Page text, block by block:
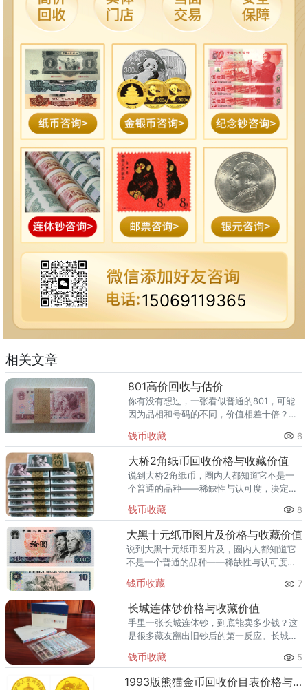
15069119365
相关文章
801高价回收与估价
你有没有想过，一张看似普通的801，可能
因为品相和号码的不同，价值相差十倍？
近我们刚成功回收一批801，成交价格 12
元。根据2026年最
钱币收藏 6
大桥2角纸币回收价格与收藏价值
说到大桥2角纸币，圈内人都知道它不是一
个普通的品种——稀缺性与认可度，决定了
以实物品相为准）上月有位客户一次性回收
一刀大桥2角纸币，成交流水约
钱币收藏 8
大黑十元纸币图片及价格与收藏价值
说到大黑十元纸币图片及，圈内人都知道它
不是一个普通的品种——稀缺性与认可度，
片仅供参考，以实物品相为准）最近我们刚
成功回收一批大黑十元纸币图片
钱币收藏 7
长城连体钞价格与收藏价值
手里一张长城连体钞，到底能卖多少钱？这
是很多藏友翻出旧钞后的第一反应。长城连
市场行情看，长城连体钞当前单张回收价 数
百-12万元左右（按品种）
钱币收藏 5
1993版熊猫金币回收价目表价格与收藏价值